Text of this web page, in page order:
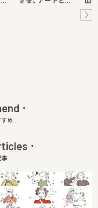
すめ
事